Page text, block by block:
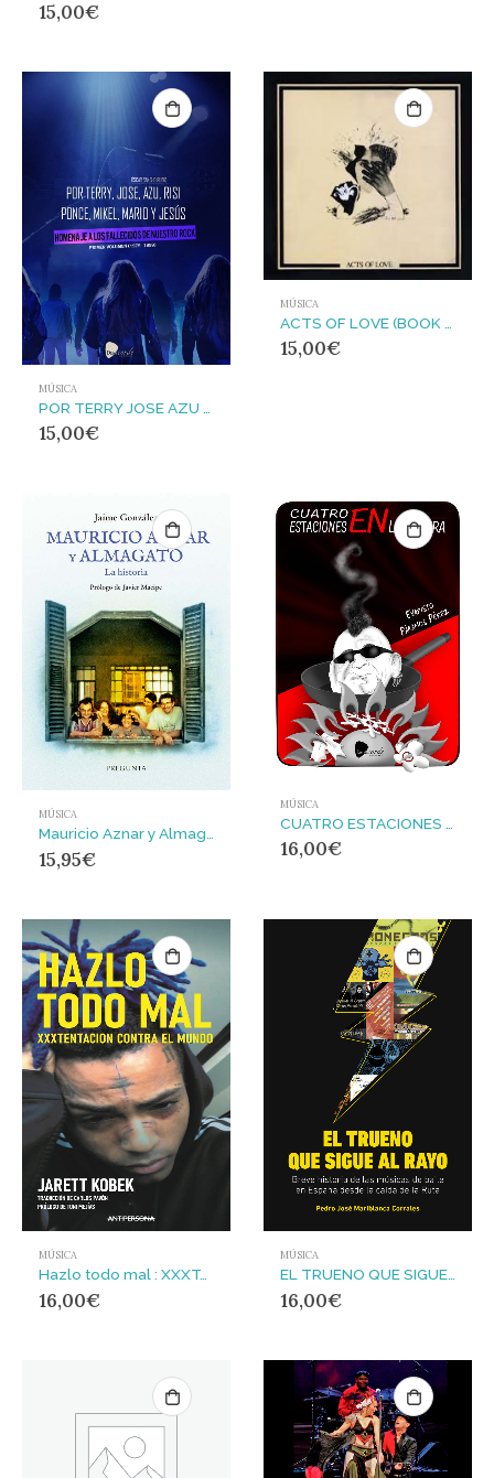
15,00€
MÚSICA
15,00€
MÚSICA
15,00€
MÚSICA
Mauricio Aznar y Almagato : La historia
15,95€
MÚSICA
16,00€
MÚSICA
Hazlo todo mal : XXXTentacion contra el mundo
16,00€
MÚSICA
EL TRUENO QUE SIGUE AL RAYO : Breve historia de las músicas de baile en España desde la caída de la Ruta
16,00€